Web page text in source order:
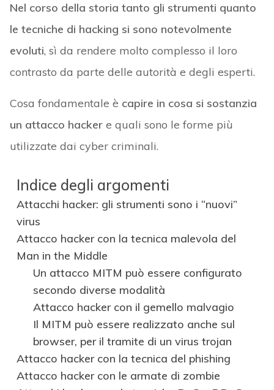
Nel corso della storia tanto gli strumenti quanto
le tecniche di hacking si sono notevolmente
evoluti, sì da rendere molto complesso il loro
contrasto da parte delle autorità e degli esperti.
Cosa fondamentale è capire in cosa si sostanzia
un attacco hackere quali sono le forme più
utilizzate dai cyber criminali.
Indice degli argomenti
Attacchi hacker: gli strumenti sono i “nuovi”
virus
Attacco hacker con la tecnica malevola del
Man in the Middle
Un attacco MITM può essere configurato
secondo diverse modalità
Attacco hacker con il gemello malvagio
Il MITM può essere realizzato anche sul
browser, per il tramite di un virus trojan
Attacco hacker con la tecnica del phishing
Attacco hacker con le armate di zombie